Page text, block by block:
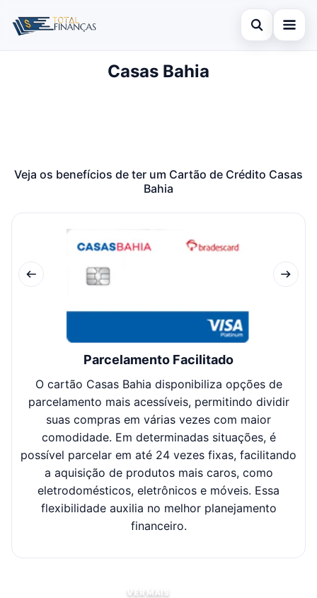
Abrir busca
Casas Bahia
Veja os benefícios de ter um Cartão de Crédito Casas
Bahia
Parcelamento Facilitado
O cartão Casas Bahia disponibiliza opções de
parcelamento mais acessíveis, permitindo dividir
suas compras em várias vezes com maior
comodidade. Em determinadas situações, é
possível parcelar em até 24 vezes fixas, facilitando
a aquisição de produtos mais caros, como
eletrodomésticos, eletrônicos e móveis. Essa
flexibilidade auxilia no melhor planejamento
financeiro.
VER MAIS